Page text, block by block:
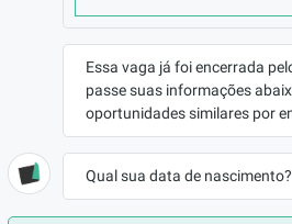
REMUNERAÇÃO
R$1646,20
VAGA AFIRMATIVA
Não
Construção Civil
BENEFÍCIOS
Essa vaga já foi encerrada
passe suas informações
oportunidades similares por
Qual sua data de nascimento?